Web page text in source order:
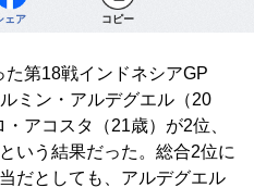
ェア コピー
第18戦インドネシアGP
ミン・アルデグエル（20
アコスタ（21歳）が2位、
いう結果だった。総合2位に
だとしても、アルデグエル